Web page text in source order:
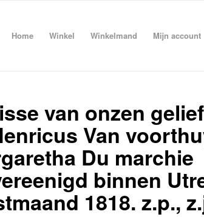
Home Winkel Winkelmand Mijn account
van onzen
Van
Du marchie
binnen
1818. z.p.,